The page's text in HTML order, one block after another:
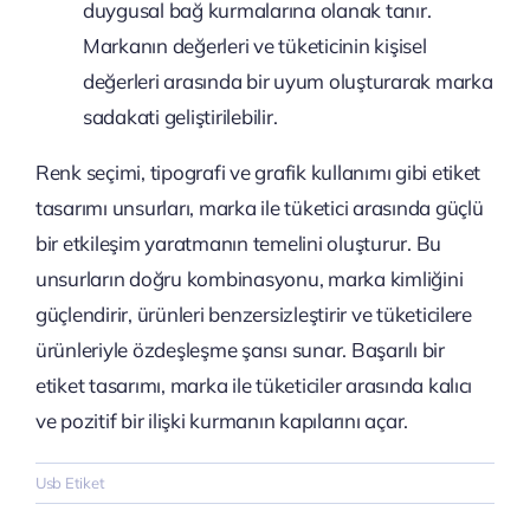
duygusal bağ kurmalarına olanak tanır.
Markanın değerleri ve tüketicinin kişisel
değerleri arasında bir uyum oluşturarak marka
sadakati geliştirilebilir.
Renk seçimi, tipografi ve grafik kullanımı gibi etiket
tasarımı unsurları, marka ile tüketici arasında güçlü
bir etkileşim yaratmanın temelini oluşturur. Bu
unsurların doğru kombinasyonu, marka kimliğini
güçlendirir, ürünleri benzersizleştirir ve tüketicilere
ürünleriyle özdeşleşme şansı sunar. Başarılı bir
etiket tasarımı, marka ile tüketiciler arasında kalıcı
ve pozitif bir ilişki kurmanın kapılarını açar.
Usb Etiket